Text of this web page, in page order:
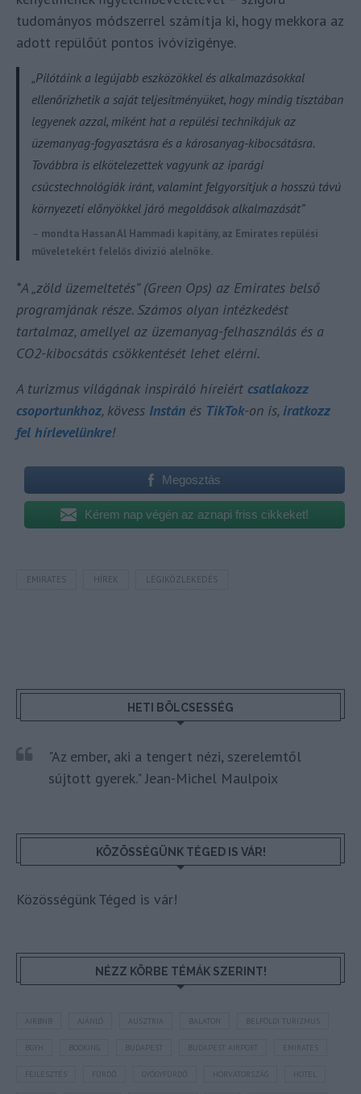
tudományos módszerrel számítja ki, hogy mekkora az
adott repülőút pontos ivóvízigénye.
„Pilótáink a legújabb eszközökkel és alkalmazásokkal
ellenőrizhetik a saját teljesítményüket, hogy mindig tisztában
legyenek azzal, miként hat a repülési technikájuk az
üzemanyag-fogyasztásra és a károsanyag-kibocsátásra.
Továbbra is elkötelezettek vagyunk az iparági
csúcstechnológiák iránt, valamint felgyorsítjuk a hosszú távú
környezeti előnyökkel járó megoldások alkalmazását”
– mondta Hassan Al Hammadi kapitány, az Emirates repülési
műveletekért felelős divízió alelnöke.
*A „zöld üzemeltetés” (Green Ops) az Emirates belső
programjának része. Számos olyan intézkedést
tartalmaz, amellyel az üzemanyag-felhasználás és a
CO2-kibocsátás csökkentését lehet elérni.
A turizmus világának inspiráló híreiért csatlakozz
csoportunkhoz, kövess Instán és TikTok-on is, iratkozz
fel hírlevelünkre!
Megosztás
Kérem nap végén az aznapi friss cikkeket!
EMIRATES HÍREK LÉGIKÖZLEKEDÉS
HETI BÖLCSESSÉG
"Az ember, aki a tengert nézi, szerelemtől
sújtott gyerek." Jean-Michel Maulpoix
KÖZÖSSÉGÜNK TÉGED IS VÁR!
Közösségünk Téged is vár!
NÉZZ KÖRBE TÉMÁK SZERINT!
AUSZTRIA BALATON BELFÖLDI TURIZMUS
BUDAPEST BUDAPEST AIRPORT EMIRATES
FEJLESZTÉS HORVÁTORSZÁG HOTEL